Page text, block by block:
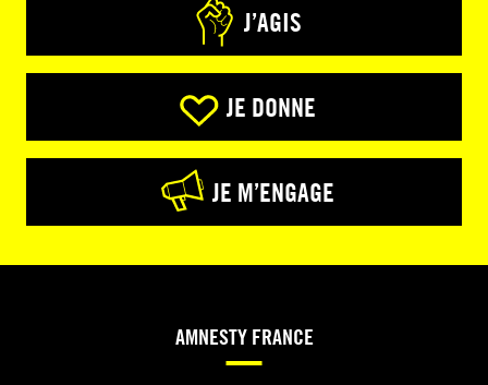
J’AGIS
JE DONNE
JE M’ENGAGE
AMNESTY FRANCE